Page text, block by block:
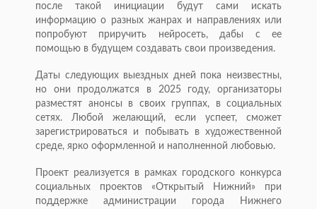
после такой инициации будут сами искать
информацию о разных жанрах и направлениях или
попробуют приручить нейросеть, дабы с ее
помощью в будущем создавать свои произведения.
Даты следующих выездных дней пока неизвестны,
но они продолжатся в 2025 году, организаторы
разместят анонсы в своих группах, в социальных
сетях. Любой желающий, если успеет, сможет
зарегистрироваться и побывать в художественной
среде, ярко оформленной и наполненной любовью.
Проект реализуется в рамках городского конкурса
социальных проектов «Открытый Нижний» при
поддержке администрации города Нижнего